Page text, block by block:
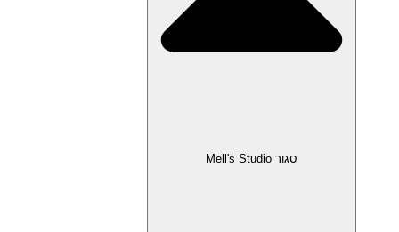
סגור Mell's Studio